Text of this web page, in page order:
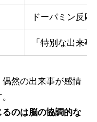
ドーパミン反応
「特別な出来
然の出来事が感情
のは脳の協調的な